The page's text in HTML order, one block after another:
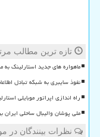
تازه ترین مطالب
ماهواره های جدید استارلینک به
نفوذ سایبری به شبکه تبادل
راه اندازی اپراتور موبایلی
ملی پوشان والیبال ساحلی ایران
نظرات بینندگان در